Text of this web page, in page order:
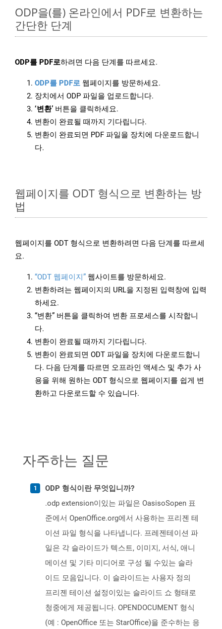
ODP을(를) 온라인에서 PDF로 변환하는
간단한 단계
ODP를 PDF로하려면 다음 단계를 따르세요.
ODP를 PDF로 웹페이지를 방문하세요.
장치에서 ODP 파일을 업로드합니다.
‘변환’ 버튼을 클릭하세요.
변환이 완료될 때까지 기다립니다.
변환이 완료되면 PDF 파일을 장치에 다운로드합니
다.
웹페이지를 ODT 형식으로 변환하는 방
법
웹페이지를 ODT 형식으로 변환하려면 다음 단계를 따르세
요.
“ODT 웹페이지” 웹사이트를 방문하세요.
변환하려는 웹페이지의 URL을 지정된 입력창에 입력
하세요.
“변환” 버튼을 클릭하여 변환 프로세스를 시작합니
다.
변환이 완료될 때까지 기다립니다.
변환이 완료되면 ODT 파일을 장치에 다운로드합니
다. 다음 단계를 따르면 오프라인 액세스 및 추가 사
용을 위해 원하는 ODT 형식으로 웹페이지를 쉽게 변
환하고 다운로드할 수 있습니다.
자주하는 질문
ODP 형식이란 무엇입니까?
.odp extension이있는 파일은 OasisoSopen 표
준에서 OpenOffice.org에서 사용하는 프리젠 테
이션 파일 형식을 나타냅니다. 프레젠테이션 파
일은 각 슬라이드가 텍스트, 이미지, 서식, 애니
메이션 및 기타 미디어로 구성 될 수있는 슬라
이드 모음입니다. 이 슬라이드는 사용자 정의
프리젠 테이션 설정이있는 슬라이드 쇼 형태로
청중에게 제공됩니다. OPENDOCUMENT 형식
(예 : OpenOffice 또는 StarOffice)을 준수하는 응